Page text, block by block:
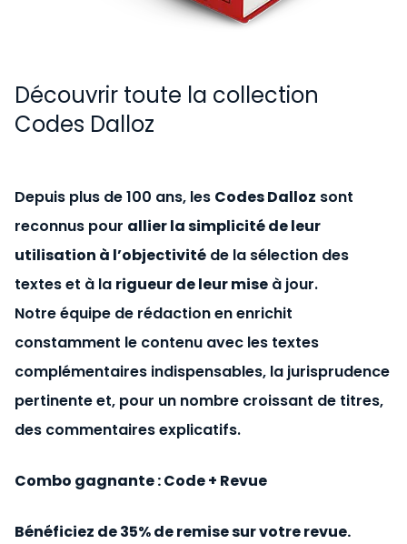
Découvrir toute la collection
Codes Dalloz
Depuis plus de 100 ans, les Codes Dalloz sont
reconnus pour allier la simplicité de leur
utilisation à l’objectivité de la sélection des
textes et à la rigueur de leur mise à jour.
Notre équipe de rédaction en enrichit
constamment le contenu avec les textes
complémentaires indispensables, la jurisprudence
pertinente et, pour un nombre croissant de titres,
des commentaires explicatifs.
Combo gagnante : Code + Revue
Bénéficiez de 35% de remise sur votre revue.